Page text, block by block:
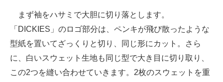
まず袖をハサミで大胆に切り落とします。
「DICKIES」のロゴ部分は、ペンキが飛び散ったような
型紙を置いてざっくりと切り、同じ形にカット。さら
に、白いスウェット生地も同じ型で大き目に切り取り、
この2つを縫い合わせていきます。2枚のスウェットを重